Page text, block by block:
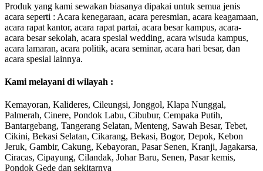
Produk yang kami sewakan biasanya dipakai untuk semua jenis
acara seperti : Acara kenegaraan, acara peresmian, acara keagamaan,
acara rapat kantor, acara rapat partai, acara besar kampus, acara-
acara besar sekolah, acara spesial wedding, acara wisuda kampus,
acara lamaran, acara politik, acara seminar, acara hari besar, dan
acara spesial lainnya.
Kami melayani di wilayah :
Kemayoran, Kalideres, Cileungsi, Jonggol, Klapa Nunggal,
Palmerah, Cinere, Pondok Labu, Cibubur, Cempaka Putih,
Bantargebang, Tangerang Selatan, Menteng, Sawah Besar, Tebet,
Cikini, Bekasi Selatan, Cikarang, Bekasi, Bogor, Depok, Kebon
Jeruk, Gambir, Cakung, Kebayoran, Pasar Senen, Kranji, Jagakarsa,
Ciracas, Cipayung, Cilandak, Johar Baru, Senen, Pasar kemis,
Pondok Gede dan sekitarnya